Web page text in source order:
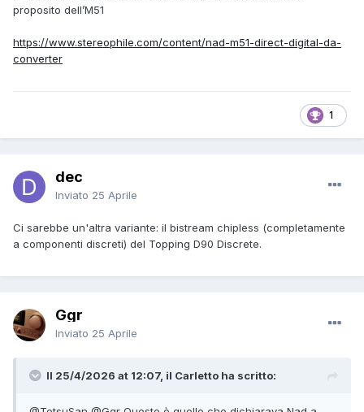
proposito dell’M51
https://www.stereophile.com/content/nad-m51-direct-digital-da-
converter
1
dec
Inviato 25 Aprile
Ci sarebbe un'altra variante: il bistream chipless (completamente
a componenti discreti) del Topping D90 Discrete.
Ggr
Inviato 25 Aprile
Il 25/4/2026 at 12:07, il Carletto ha scritto: